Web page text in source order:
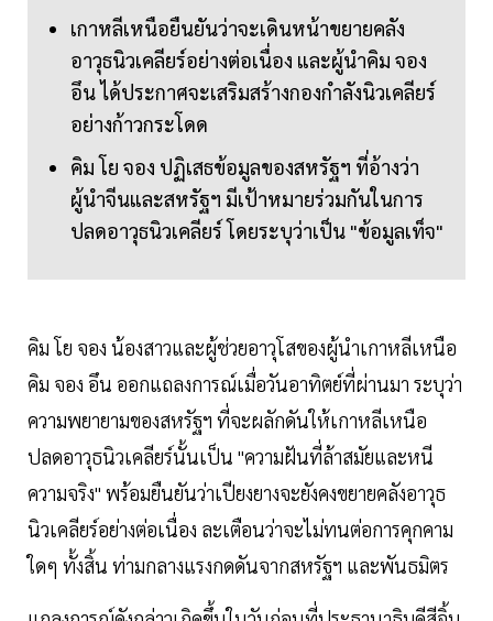
เกาหลีเหนือยืนยันว่าจะเดินหน้าขยายคลัง
อาวุธนิวเคลียร์อย่างต่อเนื่อง และผู้นำคิม จอง
อึน ได้ประกาศจะเสริมสร้างกองกำลังนิวเคลียร์
อย่างก้าวกระโดด
คิม โย จอง ปฏิเสธข้อมูลของสหรัฐฯ ที่อ้างว่า
ผู้นำจีนและสหรัฐฯ มีเป้าหมายร่วมกันในการ
ปลดอาวุธนิวเคลียร์ โดยระบุว่าเป็น "ข้อมูลเท็จ"
คิม โย จอง น้องสาวและผู้ช่วยอาวุโสของผู้นำเกาหลีเหนือ
คิม จอง อึน ออกแถลงการณ์เมื่อวันอาทิตย์ที่ผ่านมา ระบุว่า
ความพยายามของสหรัฐฯ ที่จะผลักดันให้เกาหลีเหนือ
ปลดอาวุธนิวเคลียร์นั้นเป็น "ความฝันที่ล้าสมัยและหนี
ความจริง" พร้อมยืนยันว่าเปียงยางจะยังคงขยายคลังอาวุธ
นิวเคลียร์อย่างต่อเนื่อง ละเตือนว่าจะไม่ทนต่อการคุกคาม
ใดๆ ทั้งสิ้น ท่ามกลางแรงกดดันจากสหรัฐฯ และพันธมิตร